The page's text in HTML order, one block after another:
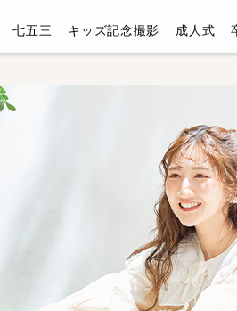
成人式
キッズ記念撮影
七五三